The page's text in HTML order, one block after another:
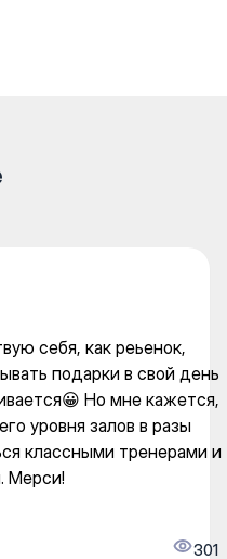
1fit,
себя, как реьенок,
подарки в свой день
Но мне кажется,
уровня залов в разы
классными тренерами и
Мерси!
301